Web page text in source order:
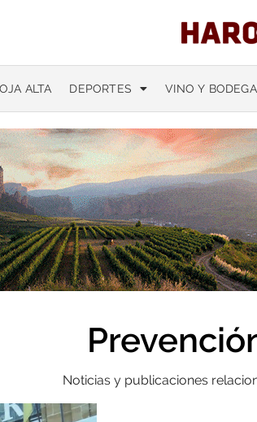
ALTA DEPORTES VINO Y
Noticias y publicaciones